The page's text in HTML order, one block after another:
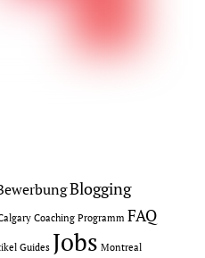
Blogging
Coaching Programm FAQ
Guides Jobs Montreal